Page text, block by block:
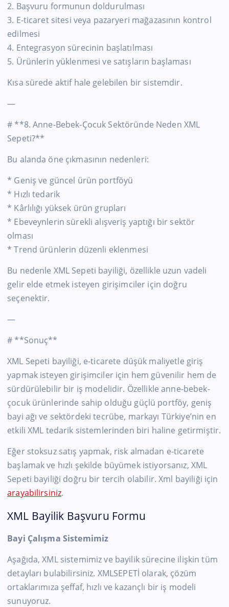
2. Başvuru formunun doldurulması
3. E-ticaret sitesi veya pazaryeri mağazasının kontrol
edilmesi
4. Entegrasyon sürecinin başlatılması
5. Ürünlerin yüklenmesi ve satışların başlaması
Kısa sürede aktif hale gelebilen bir sistemdir.
—
# **8. Anne-Bebek-Çocuk Sektöründe Neden XML
Sepeti?**
Bu alanda öne çıkmasının nedenleri:
* Geniş ve güncel ürün portföyü
* Hızlı tedarik
* Kârlılığı yüksek ürün grupları
* Ebeveynlerin sürekli alışveriş yaptığı bir sektör
olması
* Trend ürünlerin düzenli eklenmesi
Bu nedenle XML Sepeti bayiliği, özellikle uzun vadeli
gelir elde etmek isteyen girişimciler için doğru
seçenektir.
—
# **Sonuç**
XML Sepeti bayiliği, e-ticarete düşük maliyetle giriş
yapmak isteyen girişimciler için hem güvenilir hem de
sürdürülebilir bir iş modelidir. Özellikle anne-bebek-
çocuk ürünlerinde sahip olduğu güçlü portföy, geniş
bayi ağı ve sektördeki tecrübe, markayı Türkiye’nin en
etkili XML tedarik sistemlerinden biri haline getirmiştir.
Eğer stoksuz satış yapmak, risk almadan e-ticarete
başlamak ve hızlı şekilde büyümek istiyorsanız, XML
Sepeti bayiliği doğru bir tercih olabilir. Xml bayiliği için
arayabilirsiniz.
XML Bayilik Başvuru Formu
Bayi Çalışma Sistemimiz
Aşağıda, XML sistemimiz ve bayilik sürecine ilişkin tüm
detayları bulabilirsiniz. XMLSEPETİ olarak, çözüm
ortaklarımıza şeffaf, hızlı ve kazançlı bir iş modeli
sunuyoruz.